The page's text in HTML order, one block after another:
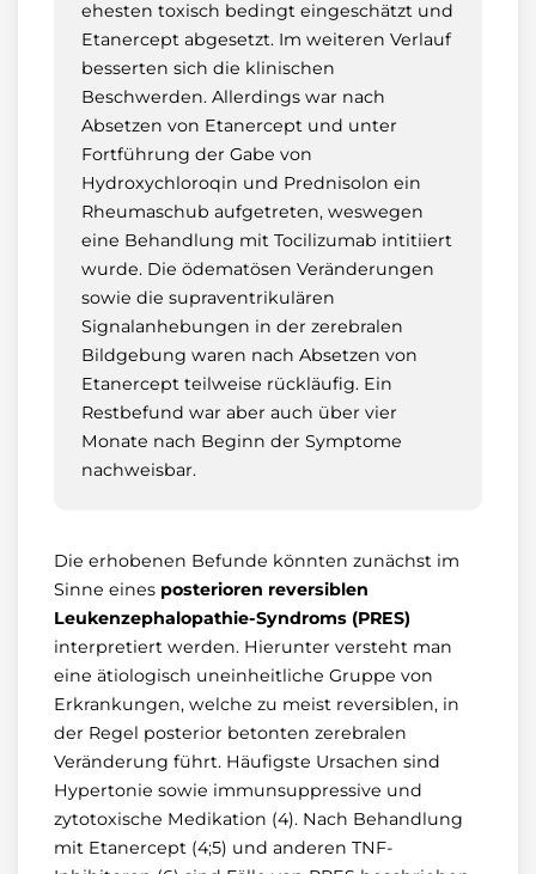
ehesten toxisch bedingt eingeschätzt und
Etanercept abgesetzt. Im weiteren Verlauf
besserten sich die klinischen
Beschwerden. Allerdings war nach
Absetzen von Etanercept und unter
Fortführung der Gabe von
Hydroxychloroqin und Prednisolon ein
Rheumaschub aufgetreten, weswegen
eine Behandlung mit Tocilizumab intitiiert
wurde. Die ödematösen Veränderungen
sowie die supraventrikulären
Signalanhebungen in der zerebralen
Bildgebung waren nach Absetzen von
Etanercept teilweise rückläufig. Ein
Restbefund war aber auch über vier
Monate nach Beginn der Symptome
nachweisbar.
Die erhobenen Befunde könnten zunächst im
Sinne eines posterioren reversiblen
Leukenzephalopathie-Syndroms (PRES)
interpretiert werden. Hierunter versteht man
eine ätiologisch uneinheitliche Gruppe von
Erkrankungen, welche zu meist reversiblen, in
der Regel posterior betonten zerebralen
Veränderung führt. Häufigste Ursachen sind
Hypertonie sowie immunsuppressive und
zytotoxische Medikation (4). Nach Behandlung
mit Etanercept (4;5) und anderen TNF-